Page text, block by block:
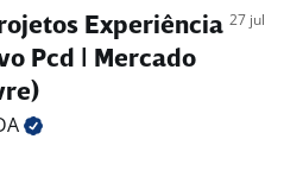
Experiência
Pcd | Mercado
27 jul